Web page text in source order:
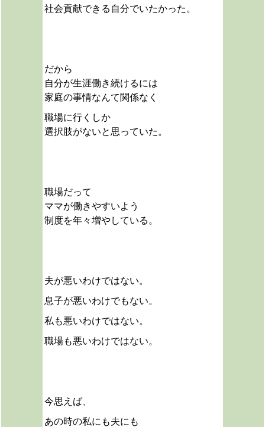
社会貢献できる自分でいたかった。
だから
自分が生涯働き続けるには
家庭の事情なんて関係なく
職場に行くしか
選択肢がないと思っていた。
職場だって
ママが働きやすいよう
制度を年々増やしている。
夫が悪いわけではない。
息子が悪いわけでもない。
私も悪いわけではない。
職場も悪いわけではない。
今思えば、
あの時の私にも夫にも